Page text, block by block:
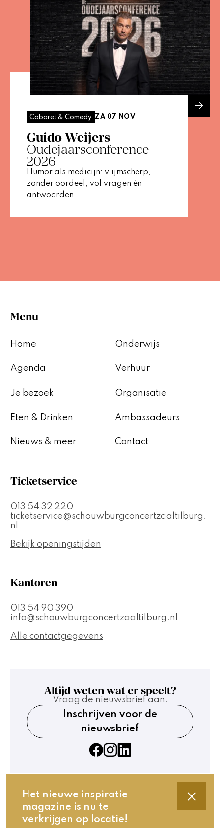
Het nieuwe inspiratie
magazine is nu te
verkrijgen op locatie!
Cabaret & Comedy ZA 07 NOV
Guido Weijers
Oudejaarsconference
2026
Humor als medicijn: vlijmscherp,
zonder oordeel, vol vragen én
antwoorden
Menu
Home
Agenda
Je bezoek
Eten & Drinken
Nieuws & meer
Onderwijs
Verhuur
Organisatie
Ambassadeurs
Contact
Ticketservice
013 54 32 220
ticketservice@schouwburgconcertzaaltilburg.
nl
Bekijk openingstijden
Kantoren
013 54 90 390
info@schouwburgconcertzaaltilburg.nl
Alle contactgegevens
Altijd weten wat er speelt?
Vraag de nieuwsbrief aan.
Inschrijven voor de
nieuwsbrief
Contact
Technische gegevens